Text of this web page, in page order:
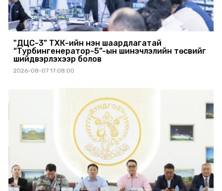
"ДЦС-3” ТӨХК-ийн нэн шаардлагатай
“Турбингенератор-5”-ын шинэчлэлийн төсвийг
шийдвэрлэхээр болов
2026-08-07 17:08:00